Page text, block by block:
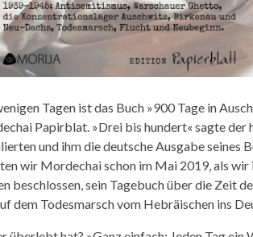
Tagen ist das Buch »900 Tage in
Papirblat. »Drei bis hundert« sagte
und ihm die deutsche Ausgabe seines
wir Mordechai schon im Mai 2019, als wir
beschlossen, sein Tagebuch über die Zeit
dem Todesmarsch vom Hebräischen ins